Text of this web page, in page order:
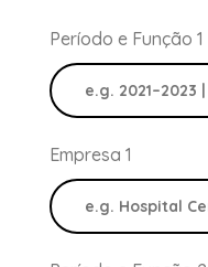
Período e Função 1
Empresa 1